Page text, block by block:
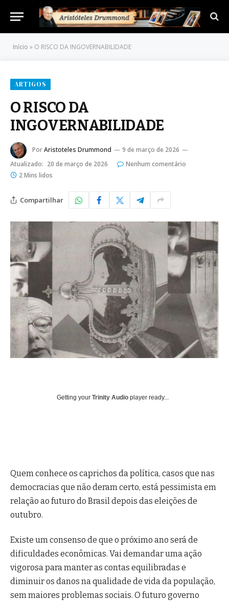
Início » O RISCO DA INGOVERNABILIDADE
ARTIGOS
O RISCO DA
INGOVERNABILIDADE
PorAristoteles Drummond
9 de março de 2026
Atualizado: 20 de março de 2026
Nenhum comentário
2 Mins lidos
Compartilhar
Getting your Trinity Audio player ready...
Quem conhece os caprichos da política, casos que nas
democracias que não deram certo, está pessimista em
relação ao futuro do Brasil depois das eleições de
outubro.
Existe um consenso de que o próximo ano será de
dificuldades econômicas. Vai demandar uma ação
vigorosa para manter as contas equilibradas e
diminuir os danos na qualidade de vida da população,
sem maiores problemas sociais. O futuro governo